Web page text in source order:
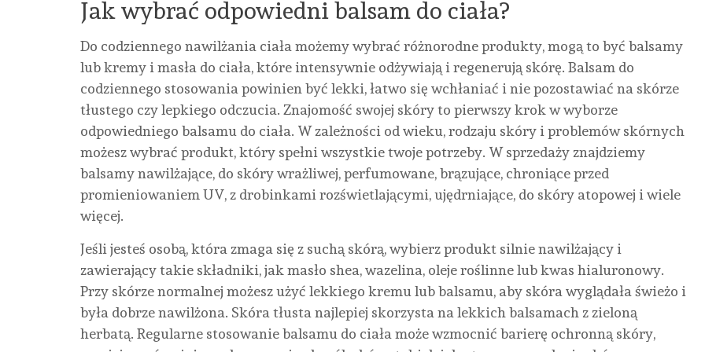
Jak wybrać odpowiedni balsam do ciała?
Do codziennego nawilżania ciała możemy wybrać różnorodne produkty, mogą to być balsamy
lub kremy i masła do ciała, które intensywnie odżywiają i regenerują skórę. Balsam do
codziennego stosowania powinien być lekki, łatwo się wchłaniać i nie pozostawiać na skórze
tłustego czy lepkiego odczucia. Znajomość swojej skóry to pierwszy krok w wyborze
odpowiedniego balsamu do ciała. W zależności od wieku, rodzaju skóry i problemów skórnych
możesz wybrać produkt, który spełni wszystkie twoje potrzeby. W sprzedaży znajdziemy
balsamy nawilżające, do skóry wrażliwej, perfumowane, brązujące, chroniące przed
promieniowaniem UV, z drobinkami rozświetlającymi, ujędrniające, do skóry atopowej i wiele
więcej.
Jeśli jesteś osobą, która zmaga się z suchą skórą, wybierz produkt silnie nawilżający i
zawierający takie składniki, jak masło shea, wazelina, oleje roślinne lub kwas hialuronowy.
Przy skórze normalnej możesz użyć lekkiego kremu lub balsamu, aby skóra wyglądała świeżo i
była dobrze nawilżona. Skóra tłusta najlepiej skorzysta na lekkich balsamach z zieloną
herbatą. Regularne stosowanie balsamu do ciała może wzmocnić barierę ochronną skóry,
BEZ
KATEGORII
CAŁOROCZNY
WYNAJEM,
PODHALAŃSKA
TRADYCJA
I
INNE
PUNCHING
– JAK
POWSTRZYMAĆ
PRACOWNIKÓW
PRZED
ZDROWIE
U
TRYCHOLOGA
W
KRAKOWIE:
JAK